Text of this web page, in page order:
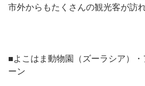
市外からもたくさんの観光客が訪れ
■よこはま動物園（ズーラシア）
ーン